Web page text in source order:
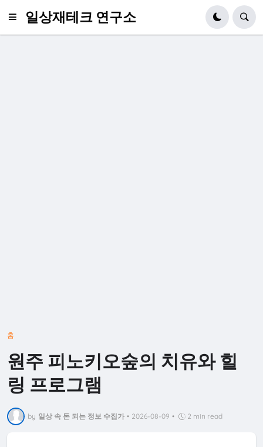
일상재테크 연구소
홈
원주 피노키오숲의 치유와 힐
링 프로그램
by 일상 속 돈 되는 정보 수집가 • 2026-08-09 • 2 min read